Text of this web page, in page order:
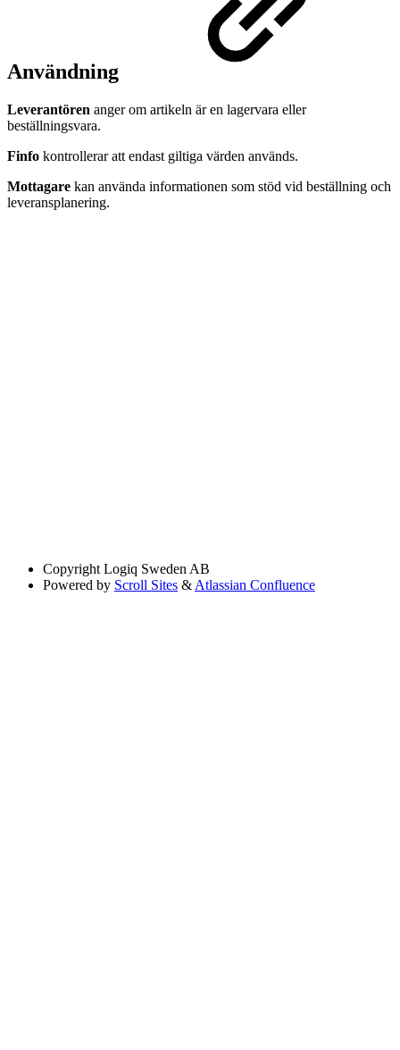
Användning
Leverantören anger om artikeln är en lagervara eller
beställningsvara.
Finfo kontrollerar att endast giltiga värden används.
Mottagare kan använda informationen som stöd vid beställning och
leveransplanering.
Copyright Logiq Sweden AB
Powered by Scroll Sites & Atlassian Confluence